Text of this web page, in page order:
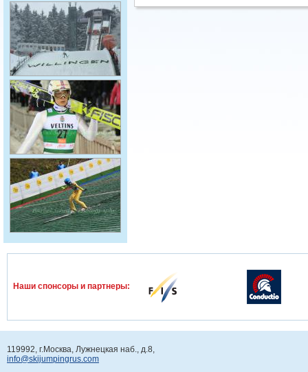
Наши спонcоры и партнеры:
119992, г.Москва, Лужнецкая наб., д.8,
info@skijumpingrus.com